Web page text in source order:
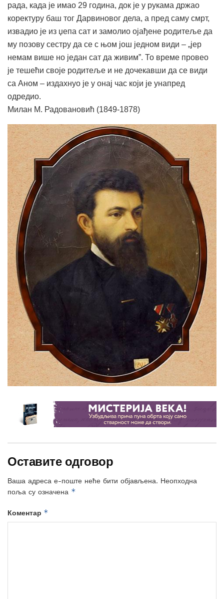
рада, када је имао 29 година, док је у рукама држао
коректуру баш тог Дарвиновог дела, а пред саму смрт,
извадио је из џепа сат и замолио ојађене родитеље да
му позову сестру да се с њом још једном види – „јер
немам више но један сат да живим”. То време провео
је тешећи своје родитеље и не дочекавши да се види
са Аном – издахнуо је у онај час који је унапред
одредио.
Милан М. Радовановић (1849-1878)
Оставите одговор
Ваша адреса е-поште неће бити објављена. Неопходна
поља су означена *
Коментар *